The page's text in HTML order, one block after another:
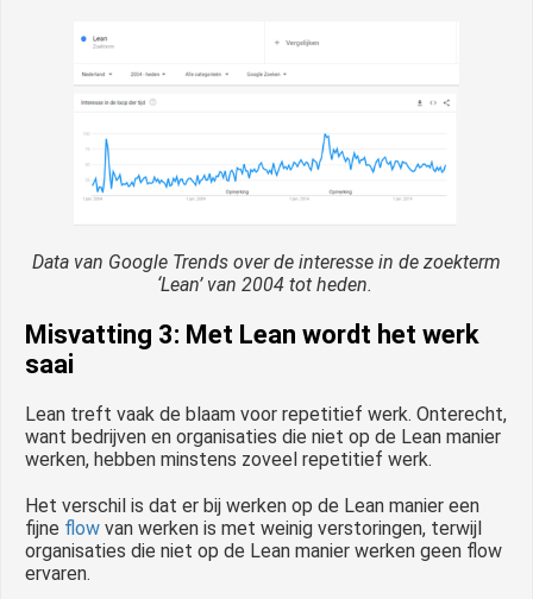
Data van Google Trends over de interesse in de zoekterm
‘Lean’ van 2004 tot heden.
Misvatting 3: Met Lean wordt het werk
saai
Lean treft vaak de blaam voor repetitief werk. Onterecht,
want bedrijven en organisaties die niet op de Lean manier
werken, hebben minstens zoveel repetitief werk.
Het verschil is dat er bij werken op de Lean manier een
fijne flow van werken is met weinig verstoringen, terwijl
organisaties die niet op de Lean manier werken geen flow
ervaren.